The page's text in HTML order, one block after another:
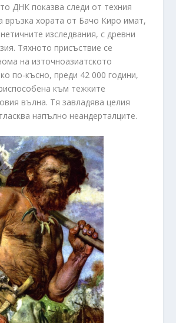
ДНК показва следи от техния
връзка хората от Бачо Киро имат,
изследвания, с древни
Тяхното присъствие се
на източноазиатското
по-късно, преди 42 000 години,
към тежките
вълна. Тя завладява целия
напълно неандерталците.